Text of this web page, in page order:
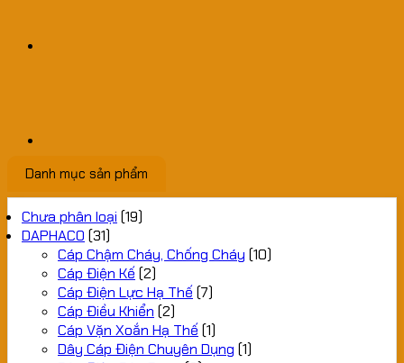
Danh mục sản phẩm
Chưa phân loại (19)
DAPHACO (31)
Cáp Chậm Cháy, Chống Cháy (10)
Cáp Điện Kế (2)
Cáp Điện Lực Hạ Thế (7)
Cáp Điều Khiển (2)
Cáp Vặn Xoắn Hạ Thế (1)
Dây Cáp Điện Chuyên Dụng (1)